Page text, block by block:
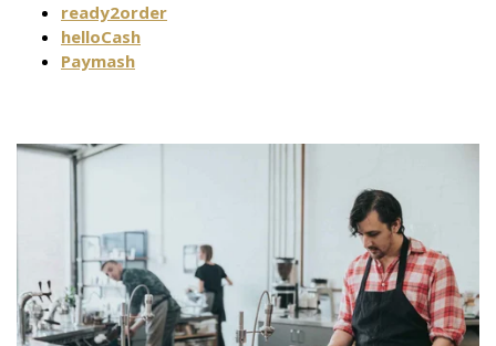
ready2order
helloCash
Paymash